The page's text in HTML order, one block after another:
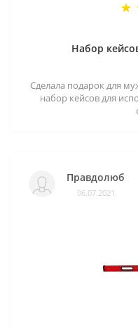
Набор
Сделала подарок для
набор кейсов для
Правдолюб
06.07.2021